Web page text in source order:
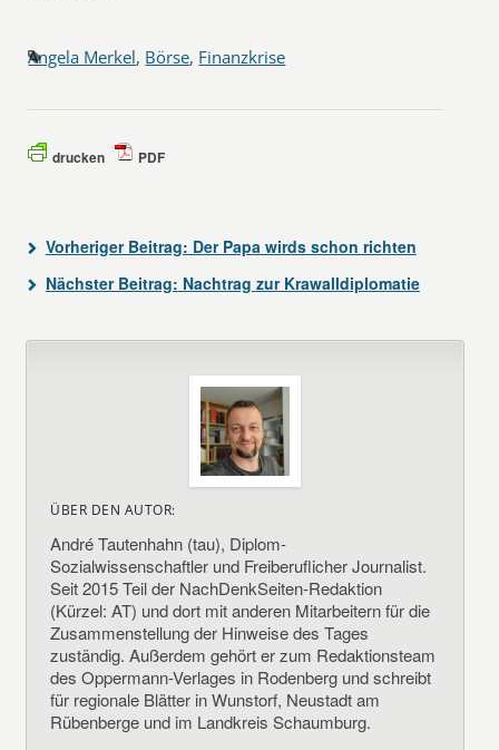
Angela Merkel, Börse, Finanzkrise
drucken PDF
Vorheriger Beitrag: Der Papa wirds schon richten
Nächster Beitrag: Nachtrag zur Krawalldiplomatie
ÜBER DEN AUTOR:
André Tautenhahn (tau), Diplom-
Sozialwissenschaftler und Freiberuflicher Journalist.
Seit 2015 Teil der NachDenkSeiten-Redaktion
(Kürzel: AT) und dort mit anderen Mitarbeitern für die
Zusammenstellung der Hinweise des Tages
zuständig. Außerdem gehört er zum Redaktionsteam
des Oppermann-Verlages in Rodenberg und schreibt
für regionale Blätter in Wunstorf, Neustadt am
Rübenberge und im Landkreis Schaumburg.